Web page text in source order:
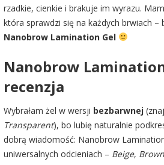
rzadkie, cienkie i brakuje im wyrazu.
która sprawdzi się na każdych brwiach –
Nanobrow Lamination Gel
Nanobrow
recenzja
Wybrałam żel w wersji bezbarwnej
Transparent), bo lubię naturalnie
dobrą wiadomość: Nanobrow
uniwersalnych odcieniach – Beige, Brown